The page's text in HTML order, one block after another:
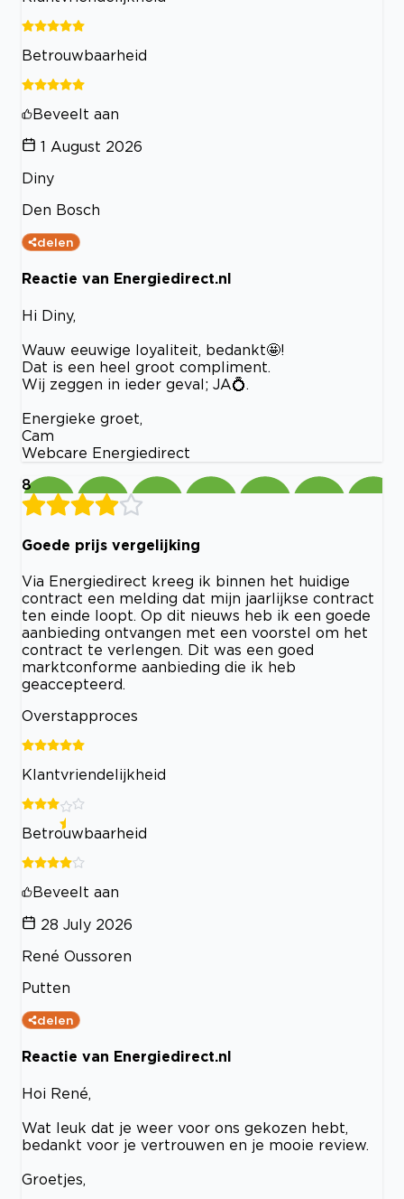
Betrouwbaarheid
Beveelt aan
1 August 2026
Diny
Den Bosch
delen
Reactie van Energiedirect.nl
Hi Diny,
Wauw eeuwige loyaliteit, bedankt🤩!
Dat is een heel groot compliment.
Wij zeggen in ieder geval; JA💍.
Energieke groet,
Cam
Webcare Energiedirect
8
Goede prijs vergelijking
Via Energiedirect kreeg ik binnen het huidige
contract een melding dat mijn jaarlijkse contract
ten einde loopt. Op dit nieuws heb ik een goede
aanbieding ontvangen met een voorstel om het
contract te verlengen. Dit was een goed
marktconforme aanbieding die ik heb
geaccepteerd.
Overstapproces
Klantvriendelijkheid
Betrouwbaarheid
Beveelt aan
28 July 2026
René Oussoren
Putten
delen
Reactie van Energiedirect.nl
Hoi René,
Wat leuk dat je weer voor ons gekozen hebt,
bedankt voor je vertrouwen en je mooie review.
Groetjes,